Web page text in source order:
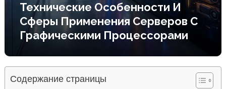
Технические Особенности И
Сферы Применения Серверов С
Графическими Процессорами
Содержание страницы